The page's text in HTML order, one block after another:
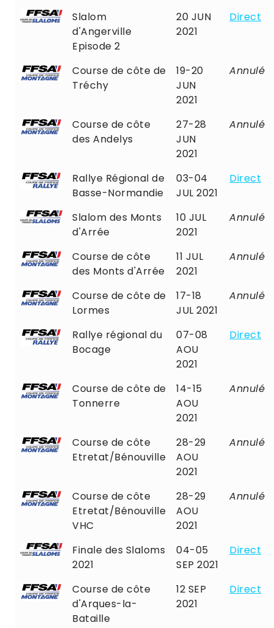
Slalom
d'Angerville
Episode 2
20 JUN
2021
Direct
Course de côte de
Tréchy
19-20
JUN
2021
Annulé
Course de côte
des Andelys
27-28
JUN
2021
Annulé
Rallye Régional de
Basse-Normandie
03-04
JUL 2021
Direct
Slalom des Monts
d'Arrée
10 JUL
2021
Annulé
Course de côte
des Monts d'Arrée
11 JUL
2021
Annulé
Course de côte de
Lormes
17-18
JUL 2021
Annulé
Rallye régional du
Bocage
07-08
AOU
2021
Direct
Course de côte de
Tonnerre
14-15
AOU
2021
Annulé
Course de côte
Etretat/Bénouville
28-29
AOU
2021
Annulé
Course de côte
Etretat/Bénouville
VHC
28-29
AOU
2021
Annulé
Finale des Slaloms
2021
04-05
SEP 2021
Direct
Course de côte
d'Arques-la-
Bataille
12 SEP
2021
Direct